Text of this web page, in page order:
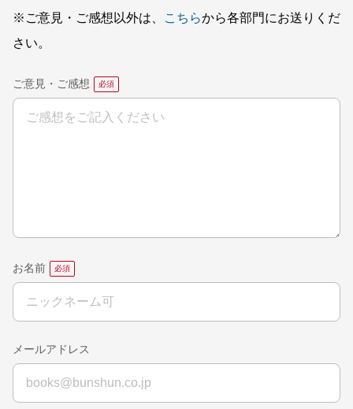
※ご意見・ご感想以外は、
こちらから各部門にお送りくだ
さい。
ご意見・ご感想
お名前
メールアドレス